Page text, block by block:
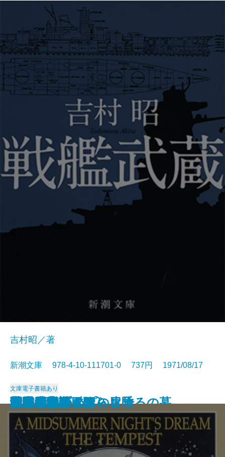
アメリカひじき・火垂るの墓
国盗り物語〔三〕
国盗り物語〔四〕
悪霊〔下〕
悪霊〔上〕
国盗り物語〔一〕
国盗り物語〔二〕
黒い画集
日常生活の冒険
戦艦武蔵
吉村昭／著
新潮文庫 978-4-10-111701-0 737円 1971/08/17
文庫電子書籍あり
夏の夜の夢・あらし
青の時代
日本三文オペラ
青春の蹉跌
ボッコちゃん
点と線
城
眼の壁
船乗りクプクプの冒険
荒野のおおかみ